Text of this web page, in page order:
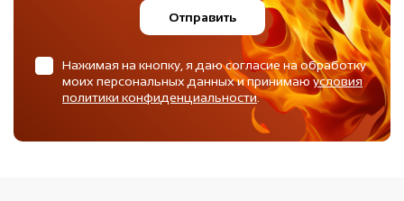
Отправить
Нажимая на кнопку, я даю согласие на обработку
моих персональных данных и принимаюусловия
политики конфиденциальности.